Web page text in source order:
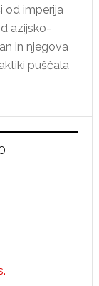
od imperija
azijsko-
in njegova
puščala